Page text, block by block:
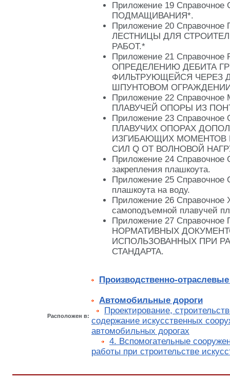
Приложение 19
ПОДМАЩИВАНИЯ*.
Приложение 20
ЛЕСТНИЦЫ ДЛЯ
РАБОТ.*
Приложение 21
ОПРЕДЕЛЕНИЮ ДЕБИТА
ФИЛЬТРУЮЩЕЙСЯ ЧЕРЕЗ
ШПУНТОВОМ
Приложение 22
ПЛАВУЧЕЙ ОПОРЫ ИЗ
Приложение 23
ПЛАВУЧИХ ОПОРАХ
ИЗГИБАЮЩИХ МОМЕНТОВ
СИЛ Q ОТ ВОЛНОВОЙ
Приложение 24 Справочное
закрепления плашкоута.
Приложение 25 Справочное
плашкоута на воду.
Приложение 26 Справочное
самоподъемной плавучей
Приложение 27
НОРМАТИВНЫХ
ИСПОЛЬЗОВАННЫХ ПРИ
СТАНДАРТА.
Расположен в:
Производственно-
Автомобильные дороги
Проектирование,
содержание искусственных
автомобильных дорогах
4. Вспомогательные
работы при строительстве